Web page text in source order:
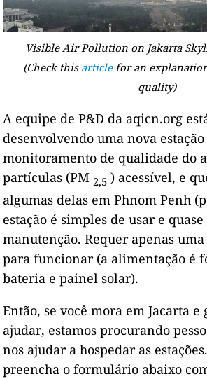
Visible Air Pollution on Jakarta
(Check this articlefor an
quality)
A equipe de P&D da aqicn.org
desenvolvendo uma nova estação
monitoramento de qualidade do
partículas (PM 2,5 ) acessível, e
algumas delas em Phnom Penh
estação é simples de usar e
manutenção. Requer apenas
para funcionar (a alimentação é
bateria e painel solar).
Então, se você mora em Jacarta e
ajudar, estamos procurando
nos ajudar a hospedar as
preencha o formulário abaixo